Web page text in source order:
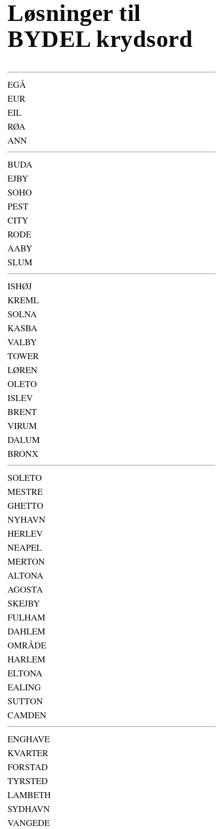
Løsninger til
BYDEL krydsord
EGÅ
EUR
EIL
RØA
ANN
BUDA
EJBY
SOHO
PEST
CITY
RODE
AABY
SLUM
ISHØJ
KREML
SOLNA
KASBA
VALBY
TOWER
LØREN
OLETO
ISLEV
BRENT
VIRUM
DALUM
BRONX
SOLETO
MESTRE
GHETTO
NYHAVN
HERLEV
NEAPEL
MERTON
ALTONA
AGOSTA
SKEJBY
FULHAM
DAHLEM
OMRÅDE
HARLEM
ELTONA
EALING
SUTTON
CAMDEN
ENGHAVE
KVARTER
FORSTAD
TYRSTED
LAMBETH
SYDHAVN
VANGEDE